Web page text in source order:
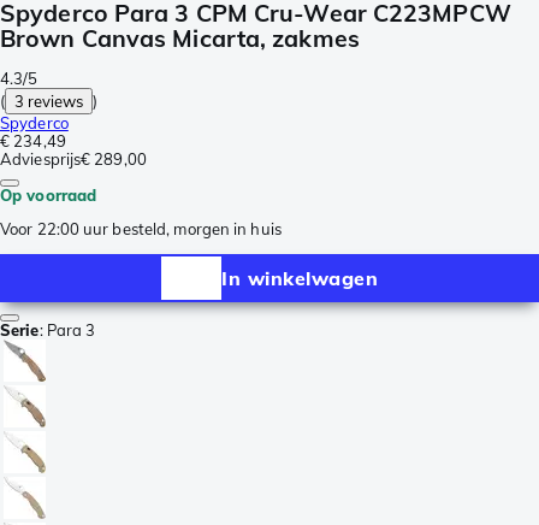
Spyderco Para 3 CPM Cru-Wear C223MPCW
Brown Canvas Micarta, zakmes
4.3/5
( 3 reviews )
Spyderco
€ 234,49
Adviesprijs€ 289,00
Op voorraad
Voor 22:00 uur besteld, morgen in huis
In winkelwagen
Serie: Para 3